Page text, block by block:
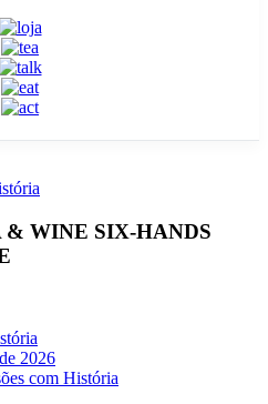
& WINE SIX-HANDS
2026
com História